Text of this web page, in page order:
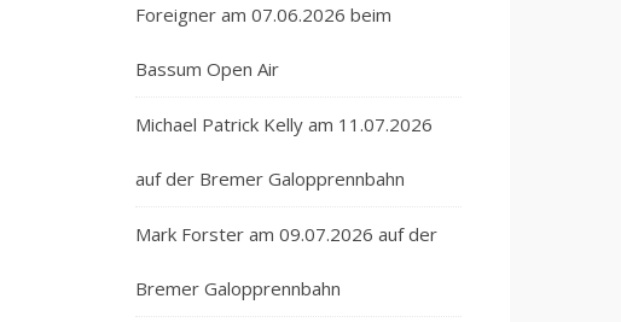
Foreigner am 07.06.2026 beim
Bassum Open Air
Michael Patrick Kelly am 11.07.2026
auf der Bremer Galopprennbahn
Mark Forster am 09.07.2026 auf der
Bremer Galopprennbahn